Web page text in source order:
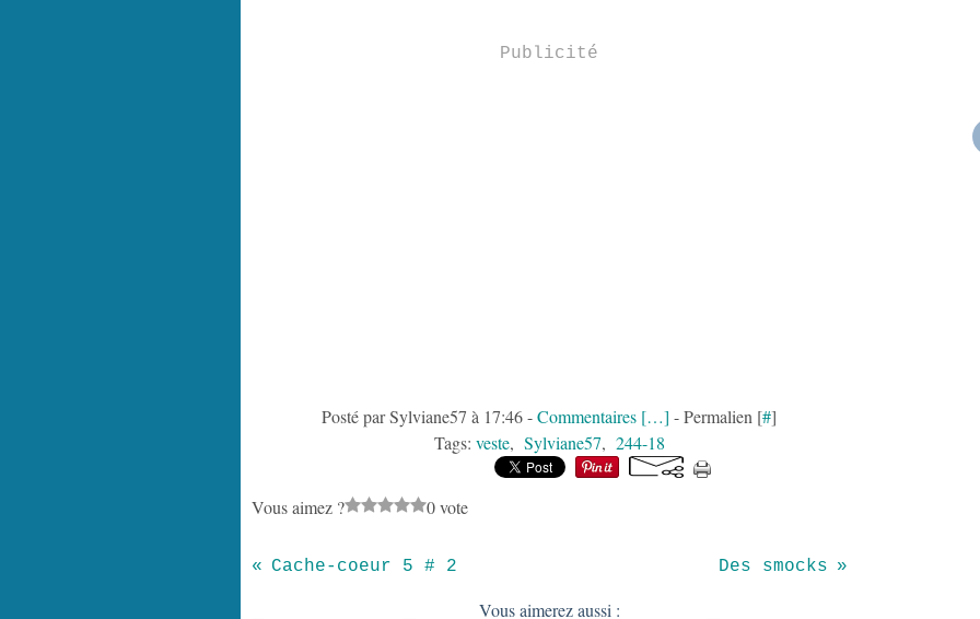
Publicité
Posté par Sylviane57 à 17:46 -Commentaires […] - Permalien [#]
Tags: veste, Sylviane57, 244-18
Vous aimez ? 0 vote
Cache-coeur 5 # 2 Des smocks
Vous aimerez aussi :